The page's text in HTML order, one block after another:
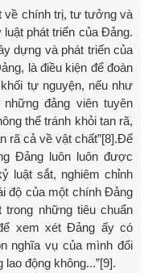
chính trị, tư tưởng và
phát triển của Đảng.
dựng và phát triển của
là điều kiện để đoàn
tự nguyện, nếu như
đảng viên tuyên
thể tránh khỏi tan rã,
rã cả về vật chất”[8].Để
Đảng luôn luôn được
luật sắt, nghiêm chỉnh
độ của một chính Đảng
những tiêu chuẩn
xem xét Đảng ấy có
nghĩa vụ của mình đối
động không...”[9].